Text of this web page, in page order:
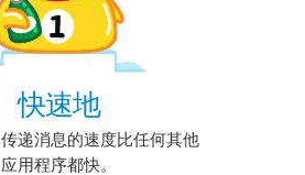
快速地
传递消息的速度比任何其他
应用程序都快。